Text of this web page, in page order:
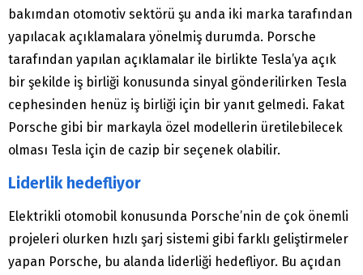
bakımdan otomotiv sektörü şu anda iki marka tarafından
yapılacak açıklamalara yönelmiş durumda. Porsche
tarafından yapılan açıklamalar ile birlikte Tesla’ya açık
bir şekilde iş birliği konusunda sinyal gönderilirken Tesla
cephesinden henüz iş birliği için bir yanıt gelmedi. Fakat
Porsche gibi bir markayla özel modellerin üretilebilecek
olması Tesla için de cazip bir seçenek olabilir.
Liderlik hedefliyor
Elektrikli otomobil konusunda Porsche’nin de çok önemli
projeleri olurken hızlı şarj sistemi gibi farklı geliştirmeler
yapan Porsche, bu alanda liderliği hedefliyor. Bu açıdan